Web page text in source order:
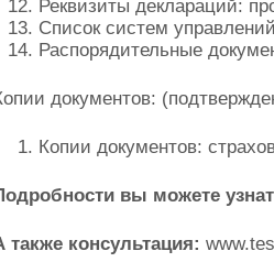
Реквизиты деклараций:
Список систем
Распорядительные
документов:
Копии документов:
вы можете
также консультация: